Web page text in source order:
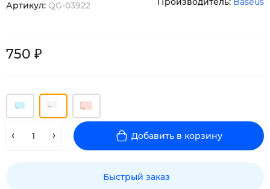
Артикул: QG-03922
750 ₽
Добавить в корзину
Быстрый заказ